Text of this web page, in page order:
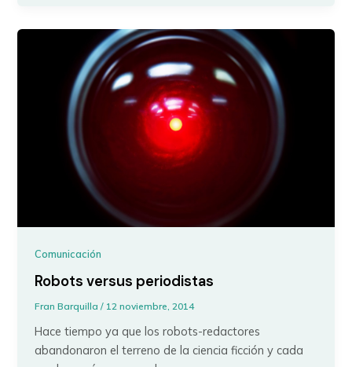
Comunicación
Robots versus periodistas
Fran Barquilla/ 12 noviembre, 2014
Hace tiempo ya que los robots-redactores
abandonaron el terreno de la ciencia ficción y cada